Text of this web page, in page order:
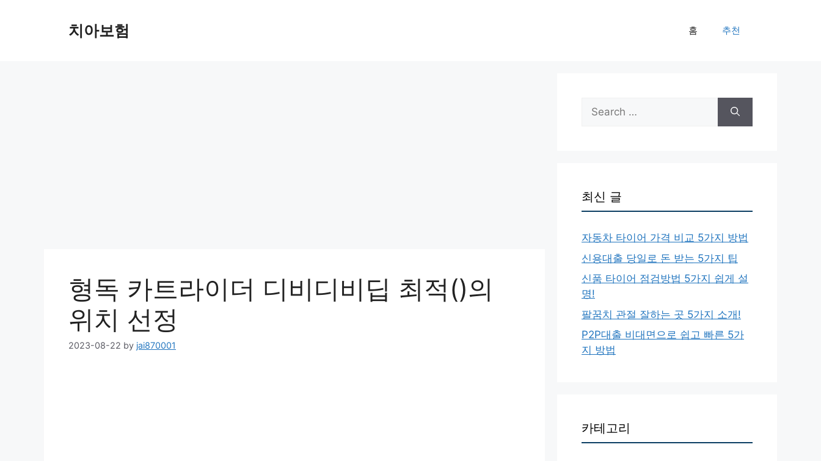
치아보험 홈 추천
형독 카트라이더 디비디비딥 최적()의
위치 선정
2023-08-22 by jai870001
Search
for:
최신 글
자동차 타이어 가격 비교 5가지 방법
신용대출 당일로 돈 받는 5가지 팁
신품 타이어 점검방법 5가지 쉽게 설
명!
팔꿈치 관절 잘하는 곳 5가지 소개!
P2P대출 비대면으로 쉽고 빠른 5가
지 방법
카테고리